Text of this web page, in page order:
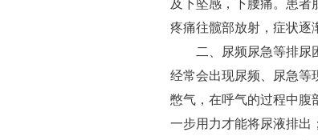
及下坠感，下腰痛。患者
疼痛往髋部放射，症状逐
二、尿频尿急等排尿困
经常会出现尿频、尿急等
憋气，在呼气的过程中腹
一步用力才能将尿液排出；